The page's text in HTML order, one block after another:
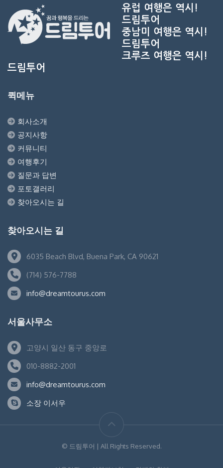
유럽 여행은 역시!
드림투어
중남미 여행은 역시!
드림투어
크루즈 여행은 역시!
드림투어
퀵메뉴
회사소개
공지사항
커뮤니티
여행후기
질문과 답변
포토갤러리
찾아오시는 길
찾아오시는 길
6035 Beach Blvd, Buena Park, CA 90621
(714) 576-7788
info@dreamtourus.com
서울사무소
고양시 일산 동구 중앙로
010-8882-2001
info@dreamtourus.com
소장 이서우
© 드림투어 | All Rights Reserved.